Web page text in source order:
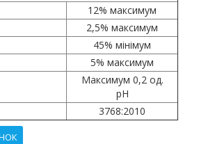
12% максимум
2,5% максимум
45% мінімум
5% максимум
Максимум 0,2 од.
pH
3768:2010